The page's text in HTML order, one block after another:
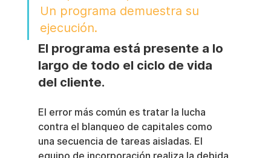
Un programa demuestra su
ejecución.
El programa está presente a lo
largo de todo el ciclo de vida
del cliente.
El error más común es tratar la lucha
contra el blanqueo de capitales como
una secuencia de tareas aisladas. El